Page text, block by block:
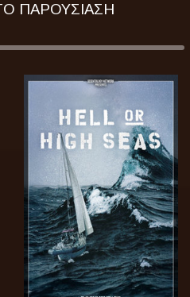
ΠΑΡΟΥΣΙΑΣΗ